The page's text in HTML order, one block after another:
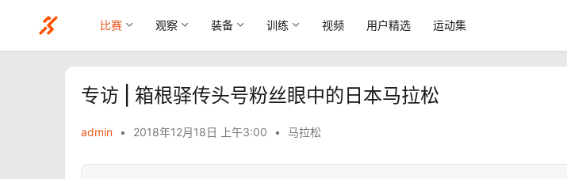
比赛 观察 装备 训练 视频 用户精选 运动集
专访 | 箱根驿传头号粉丝眼中的日本马拉松
admin • 2018年12月18日 上午3:00 • 马拉松